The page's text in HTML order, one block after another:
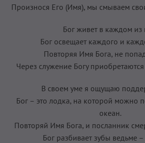
Произнося Его (Имя), мы смываем
Бог живет в каждом из
Бог освещает каждого и
Повторяя Имя Бога, не
Через служение Богу
В своем уме я ощущаю
Бог – это лодка, на которой можно
океан.
Повторяй Имя Бога, и посланник
Бог разбивает зубы ведьме